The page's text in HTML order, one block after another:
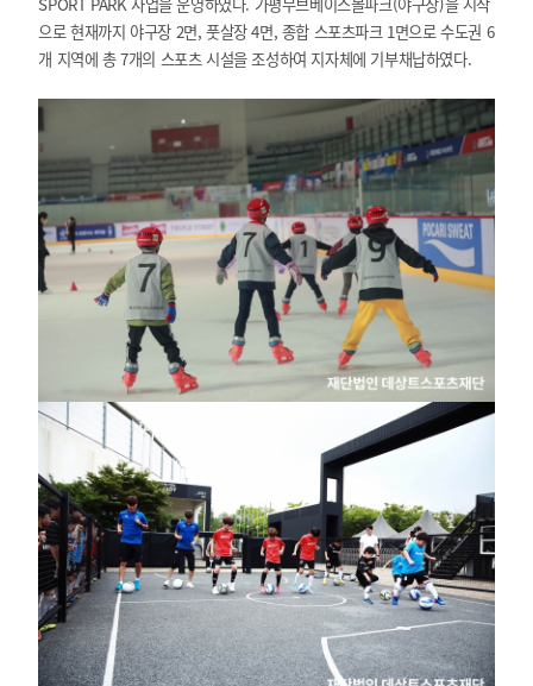
으로 현재까지 야구장 2면, 풋살장 4면, 종합 스포츠파크 1면으로 수도권 6
개 지역에 총 7개의 스포츠 시설을 조성하여 지자체에 기부채납하였다.